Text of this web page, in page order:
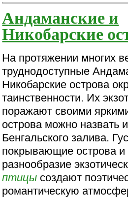
Андаманские и
Никобарские
На протяжении многих
труднодоступные
Никобарские острова
таинственности. Их
поражают своими
острова можно назвать
Бенгальского залива.
покрывающие острова и
разнообразие
птицы создают
романтическую